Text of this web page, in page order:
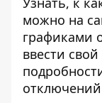
можно на
графиками
ввести
отключений